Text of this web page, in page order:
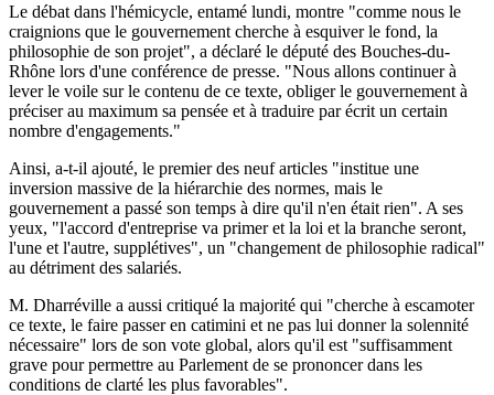
Le débat dans l'hémicycle, entamé lundi, montre "comme nous le
craignions que le gouvernement cherche à esquiver le fond, la
philosophie de son projet", a déclaré le député des Bouches-du-
Rhône lors d'une conférence de presse. "Nous allons continuer à
lever le voile sur le contenu de ce texte, obliger le gouvernement à
préciser au maximum sa pensée et à traduire par écrit un certain
nombre d'engagements."
Ainsi, a-t-il ajouté, le premier des neuf articles "institue une
inversion massive de la hiérarchie des normes, mais le
gouvernement a passé son temps à dire qu'il n'en était rien". A ses
yeux, "l'accord d'entreprise va primer et la loi et la branche seront,
l'une et l'autre, supplétives", un "changement de philosophie radical"
au détriment des salariés.
M. Dharréville a aussi critiqué la majorité qui "cherche à escamoter
ce texte, le faire passer en catimini et ne pas lui donner la solennité
nécessaire" lors de son vote global, alors qu'il est "suffisamment
grave pour permettre au Parlement de se prononcer dans les
conditions de clarté les plus favorables".